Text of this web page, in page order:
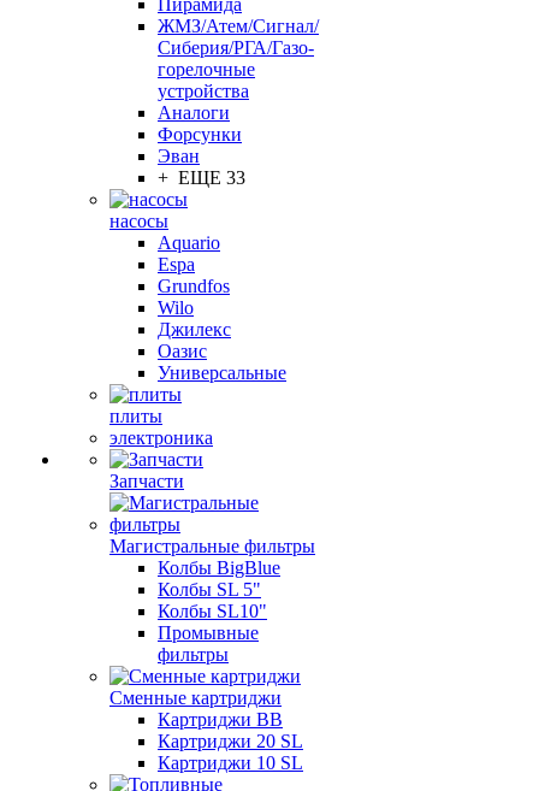
Пирамида
ЖМЗ/Атем/Сигнал/
Сиберия/РГА/Газо-
горелочные
устройства
Aналоги
Форсунки
Эван
+ ЕЩЕ 33
насосы
Aquario
Espa
Grundfos
Wilo
Джилекс
Оазис
Универсальные
плиты
электроника
Запчасти
Магистральные фильтры
Колбы BigBlue
Колбы SL 5"
Колбы SL10"
Промывные
фильтры
Сменные картриджи
Картриджи BB
Картриджи 20 SL
Картриджи 10 SL